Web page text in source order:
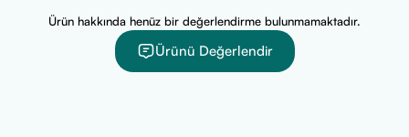
Kimler Kullanabilir?
Ürün hakkında henüz bir değerlendirme bulunmamaktadır.
Ürünü Değerlendir